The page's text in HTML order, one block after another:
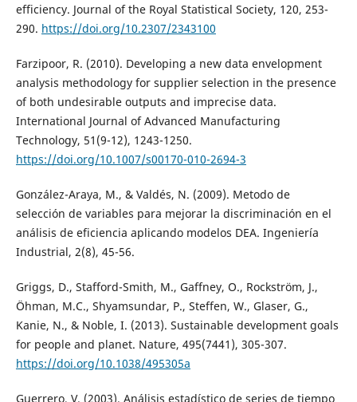
efficiency. Journal of the Royal Statistical Society, 120, 253-
290. https://doi.org/10.2307/2343100
Farzipoor, R. (2010). Developing a new data envelopment
analysis methodology for supplier selection in the presence
of both undesirable outputs and imprecise data.
International Journal of Advanced Manufacturing
Technology, 51(9-12), 1243-1250.
https://doi.org/10.1007/s00170-010-2694-3
González-Araya, M., & Valdés, N. (2009). Metodo de
selección de variables para mejorar la discriminación en el
análisis de eficiencia aplicando modelos DEA. Ingeniería
Industrial, 2(8), 45-56.
Griggs, D., Stafford-Smith, M., Gaffney, O., Rockström, J.,
Öhman, M.C., Shyamsundar, P., Steffen, W., Glaser, G.,
Kanie, N., & Noble, I. (2013). Sustainable development goals
for people and planet. Nature, 495(7441), 305-307.
https://doi.org/10.1038/495305a
Guerrero, V. (2003). Análisis estadístico de series de tiempo